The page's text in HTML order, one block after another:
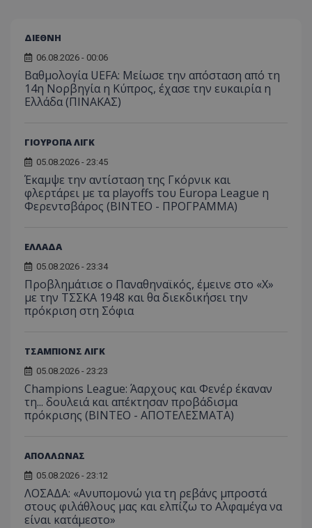
ΔΙΕΘΝΗ
06.08.2026 - 00:06
Βαθμολογία UEFA: Μείωσε την απόσταση από τη
14η Νορβηγία η Κύπρος, έχασε την ευκαιρία η
Ελλάδα (ΠΙΝΑΚΑΣ)
ΓΙΟΥΡΟΠΑ ΛΙΓΚ
05.08.2026 - 23:45
Έκαμψε την αντίσταση της Γκόρνικ και
φλερτάρει με τα playoffs του Europa League η
Φερεντσβάρος (ΒΙΝΤΕΟ - ΠΡΟΓΡΑΜΜΑ)
ΕΛΛΑΔΑ
05.08.2026 - 23:34
Προβλημάτισε ο Παναθηναϊκός, έμεινε στο «Χ»
με την ΤΣΣΚΑ 1948 και θα διεκδικήσει την
πρόκριση στη Σόφια
ΤΣΑΜΠΙΟΝΣ ΛΙΓΚ
05.08.2026 - 23:23
Champions League: Άαρχους και Φενέρ έκαναν
τη... δουλειά και απέκτησαν προβάδισμα
πρόκρισης (ΒΙΝΤΕΟ - ΑΠΟΤΕΛΕΣΜΑΤΑ)
ΑΠΟΛΛΩΝΑΣ
05.08.2026 - 23:12
ΛΟΣΑΔΑ: «Ανυπομονώ για τη ρεβάνς μπροστά
στους φιλάθλους μας και ελπίζω το Αλφαμέγα να
είναι κατάμεστο»